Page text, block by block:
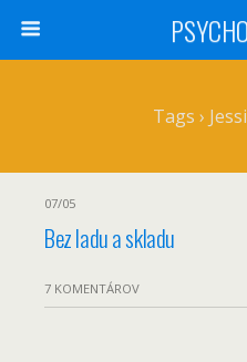
Tags ›
07/05
Bez ladu a skladu
7 KOMENTÁROV